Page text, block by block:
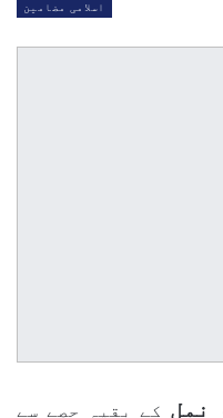
اسلامی مضامین
نمل کے بقیہ حصے سے